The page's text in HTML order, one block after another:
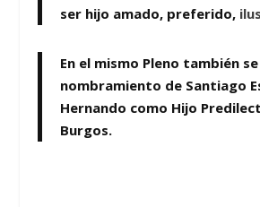
ser hijo amado, preferido,
En el mismo Pleno también
nombramiento de Santiago
Hernando como Hijo
Burgos.